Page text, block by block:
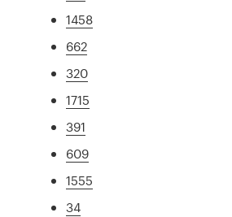
1458
662
320
1715
391
609
1555
34